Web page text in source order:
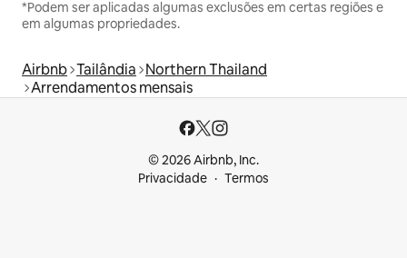
*Podem ser aplicadas algumas exclusões em certas regiões e
em algumas propriedades.
Airbnb Tailândia Northern Thailand
Arrendamentos mensais
© 2026 Airbnb, Inc.
Privacidade
Termos